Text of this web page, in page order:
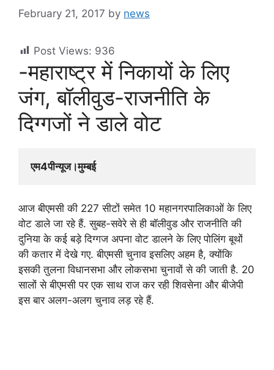
February 21, 2017 by news
Post Views: 936
-महाराष्ट्र में निकायों के लिए
जंग, बॉलीवुड-राजनीति के
दिग्गजों ने डाले वोट
एम4पीन्यूज।मुम्बई
आज बीएमसी की 227 सीटों समेत 10 महानगरपालिकाओं के लिए
वोट डाले जा रहे हैं. सुबह-सवेरे से ही बॉलीवुड और राजनीति की
दुनिया के कई बड़े दिग्गज अपना वोट डालने के लिए पोलिंग बूथों
की कतार में देखे गए. बीएमसी चुनाव इसलिए अहम है, क्योंकि
इसकी तुलना विधानसभा और लोकसभा चुनावों से की जाती है. 20
सालों से बीएमसी पर एक साथ राज कर रही शिवसेना और बीजेपी
इस बार अलग-अलग चुनाव लड़ रहे हैं.